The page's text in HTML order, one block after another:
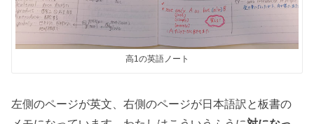
高1の英語ノート
左側のページが英文、右側のページが日本語訳と板書の